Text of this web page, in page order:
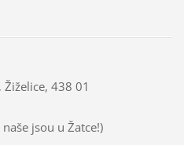
438 01
naše jsou u Žatce!)